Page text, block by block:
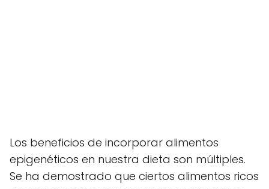
Los beneficios de incorporar alimentos
epigenéticos en nuestra dieta son múltiples.
Se ha demostrado que ciertos alimentos ricos